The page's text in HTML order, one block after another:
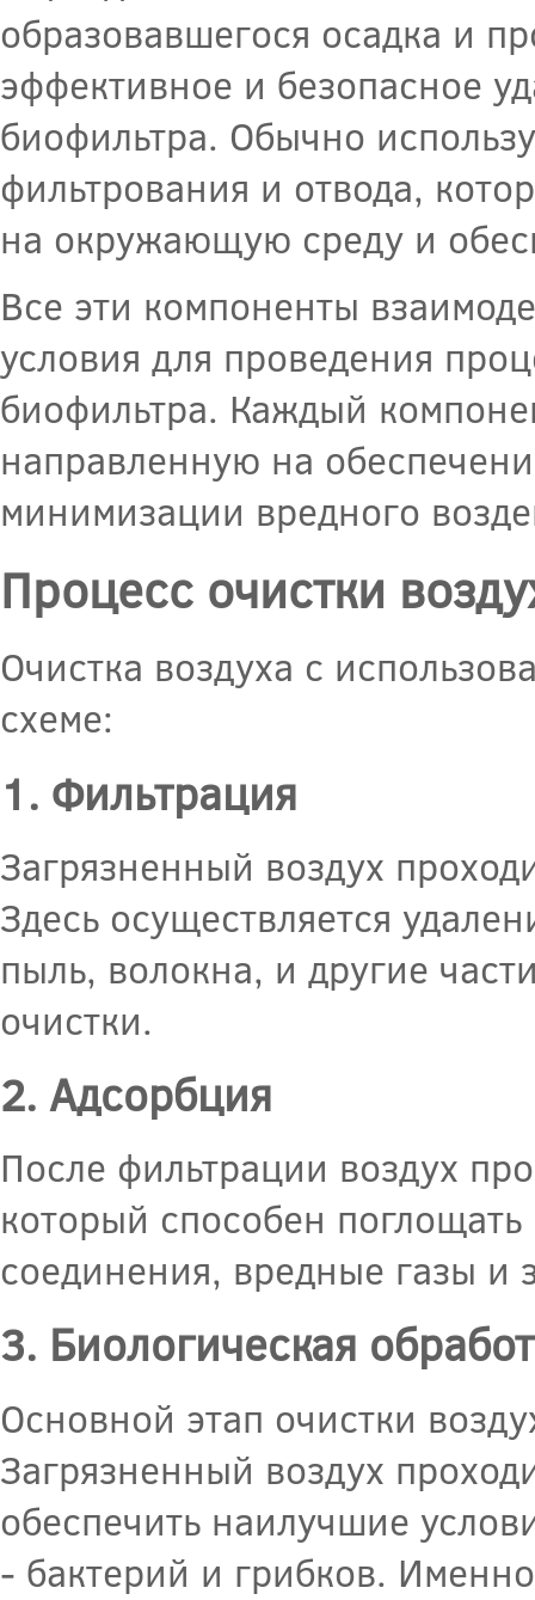
образовавшегося осадка и
эффективное и безопасное
биофильтра. Обычно
фильтрования и отвода,
на окружающую среду и
Все эти компоненты
условия для проведения
биофильтра. Каждый
направленную на
минимизации вредного
Процесс очистки
Очистка воздуха с
схеме:
1. Фильтрация
Загрязненный воздух
Здесь осуществляется
пыль, волокна, и другие
очистки.
2. Адсорбция
После фильтрации воздух
который способен
соединения, вредные газы и
3. Биологическая
Основной этап очистки
Загрязненный воздух
обеспечить наилучшие
- бактерий и грибков.